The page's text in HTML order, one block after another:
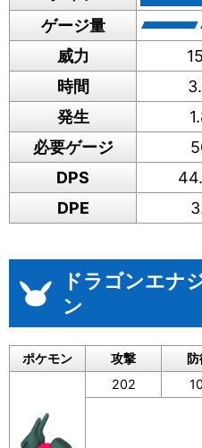
ゲージ量
威力
時間
発生
必要ゲージ
DPS
DPE
ドラゴンエナ
ン
ポケモン 攻撃 防
202